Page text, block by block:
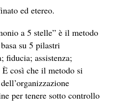
ed etereo.
a 5 stelle” è il metodo
su 5 pilastri
fiducia; assistenza;
così che il metodo si
per tenere sotto controllo